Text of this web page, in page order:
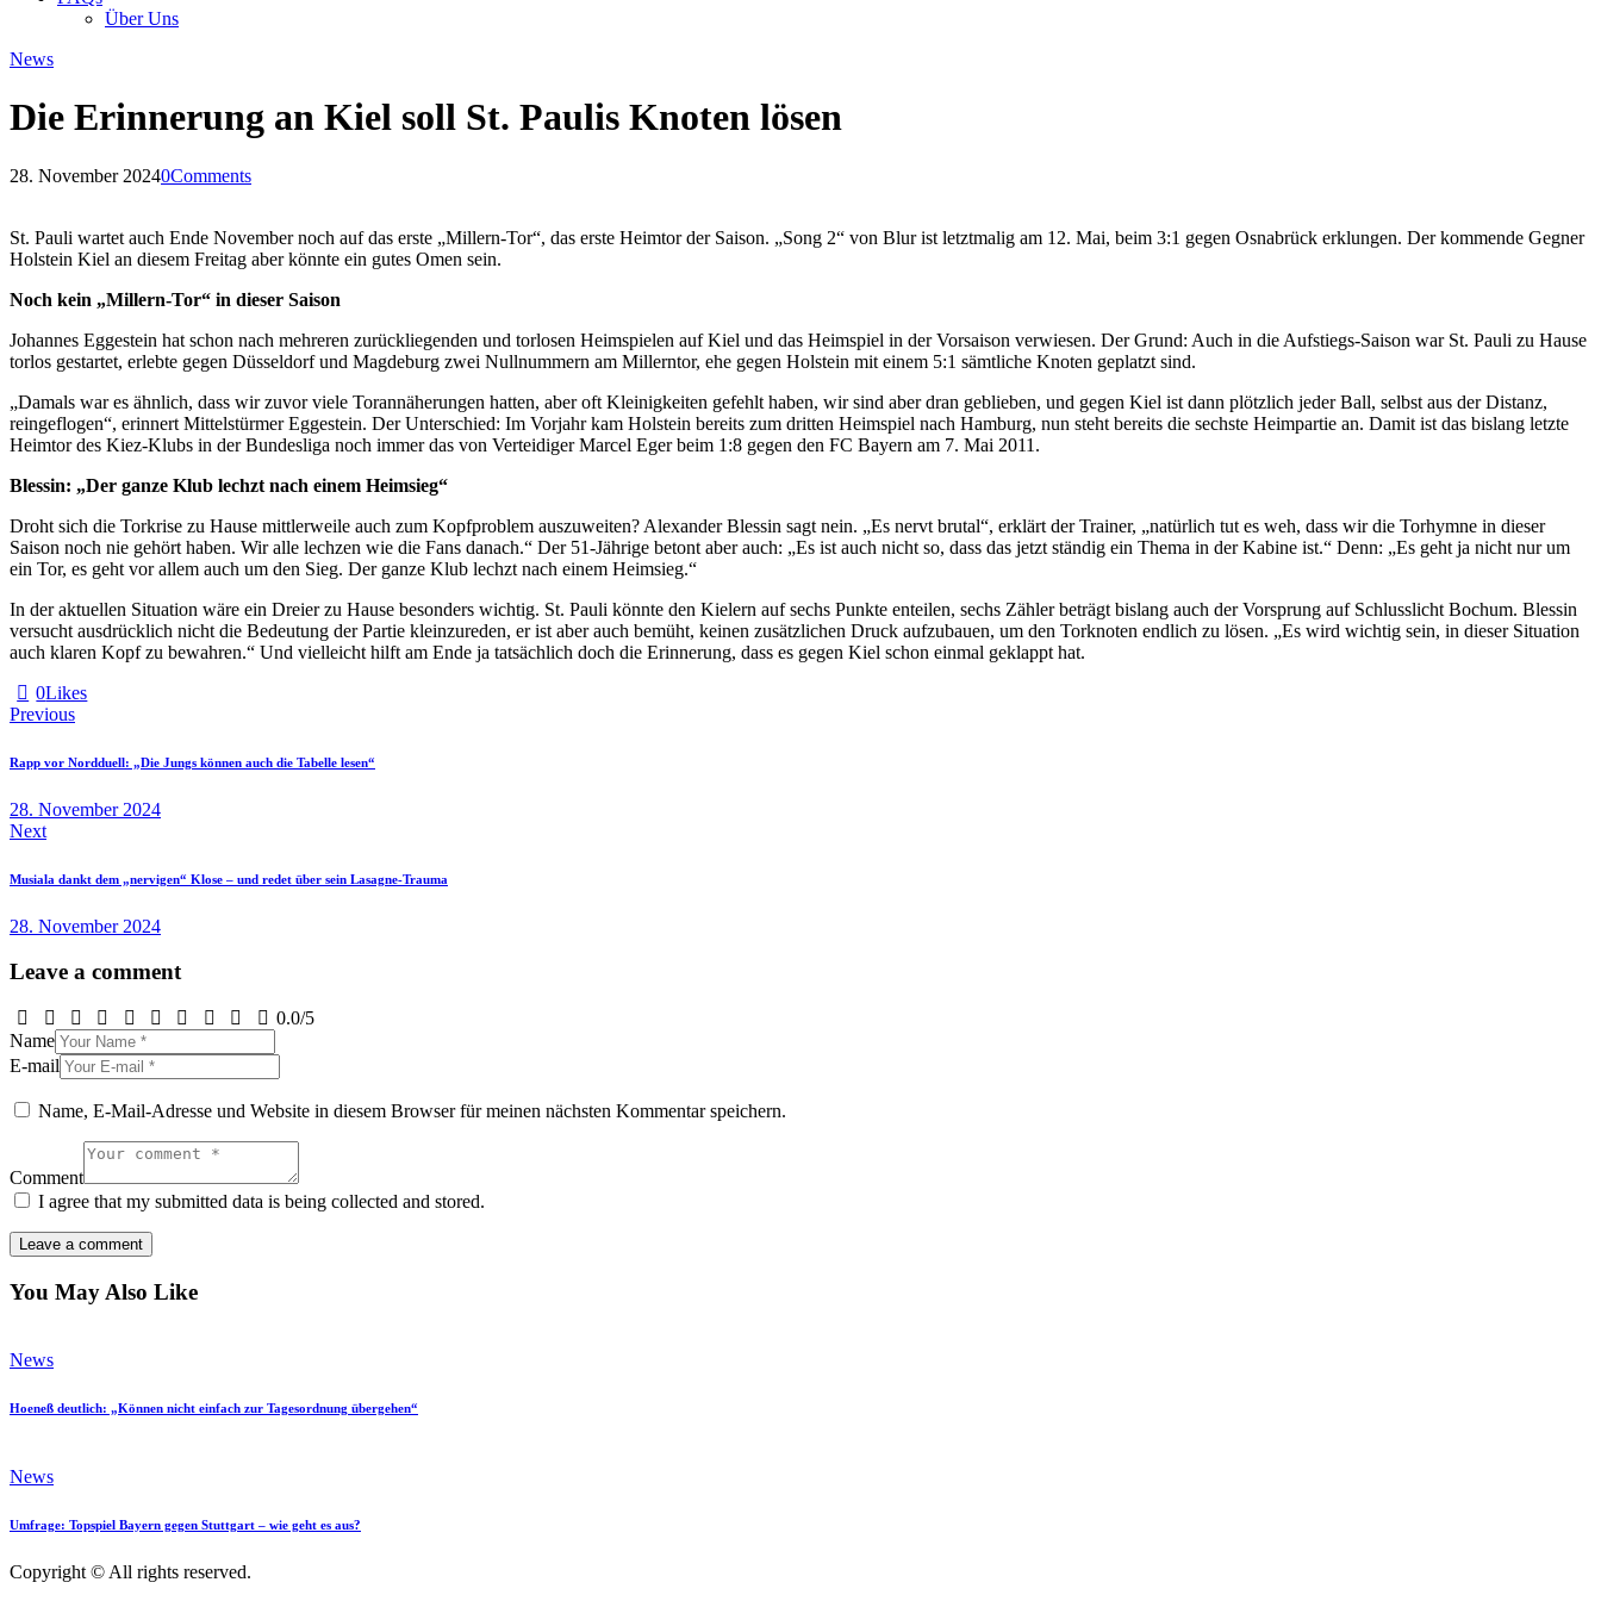
Über Uns
News
Die Erinnerung an Kiel soll St. Paulis Knoten lösen
28. November 20240Comments
St. Pauli wartet auch Ende November noch auf das erste „Millern-Tor“, das erste Heimtor der Saison. „Song 2“ von Blur ist letztmalig am 12. Mai, beim 3:1 gegen Osnabrück erklungen. Der kommende Gegner
Holstein Kiel an diesem Freitag aber könnte ein gutes Omen sein.
Noch kein „Millern-Tor“ in dieser Saison
Johannes Eggestein hat schon nach mehreren zurückliegenden und torlosen Heimspielen auf Kiel und das Heimspiel in der Vorsaison verwiesen. Der Grund: Auch in die Aufstiegs-Saison war St. Pauli zu Hause
torlos gestartet, erlebte gegen Düsseldorf und Magdeburg zwei Nullnummern am Millerntor, ehe gegen Holstein mit einem 5:1 sämtliche Knoten geplatzt sind.
„Damals war es ähnlich, dass wir zuvor viele Torannäherungen hatten, aber oft Kleinigkeiten gefehlt haben, wir sind aber dran geblieben, und gegen Kiel ist dann plötzlich jeder Ball, selbst aus der Distanz,
reingeflogen“, erinnert Mittelstürmer Eggestein. Der Unterschied: Im Vorjahr kam Holstein bereits zum dritten Heimspiel nach Hamburg, nun steht bereits die sechste Heimpartie an. Damit ist das bislang letzte
Heimtor des Kiez-Klubs in der Bundesliga noch immer das von Verteidiger Marcel Eger beim 1:8 gegen den FC Bayern am 7. Mai 2011.
Blessin: „Der ganze Klub lechzt nach einem Heimsieg“
Droht sich die Torkrise zu Hause mittlerweile auch zum Kopfproblem auszuweiten? Alexander Blessin sagt nein. „Es nervt brutal“, erklärt der Trainer, „natürlich tut es weh, dass wir die Torhymne in dieser
Saison noch nie gehört haben. Wir alle lechzen wie die Fans danach.“ Der 51-Jährige betont aber auch: „Es ist auch nicht so, dass das jetzt ständig ein Thema in der Kabine ist.“ Denn: „Es geht ja nicht nur um
ein Tor, es geht vor allem auch um den Sieg. Der ganze Klub lechzt nach einem Heimsieg.“
In der aktuellen Situation wäre ein Dreier zu Hause besonders wichtig. St. Pauli könnte den Kielern auf sechs Punkte enteilen, sechs Zähler beträgt bislang auch der Vorsprung auf Schlusslicht Bochum. Blessin
versucht ausdrücklich nicht die Bedeutung der Partie kleinzureden, er ist aber auch bemüht, keinen zusätzlichen Druck aufzubauen, um den Torknoten endlich zu lösen. „Es wird wichtig sein, in dieser Situation
auch klaren Kopf zu bewahren.“ Und vielleicht hilft am Ende ja tatsächlich doch die Erinnerung, dass es gegen Kiel schon einmal geklappt hat.
0Likes
Beitragsnavigation
Previous
Rapp vor Nordduell: „Die Jungs können auch die Tabelle lesen“
28. November 2024
Next
Musiala dankt dem „nervigen“ Klose – und redet über sein Lasagne-Trauma
28. November 2024
Leave a comment
0.0/5
Name
E-mail
Name, E-Mail-Adresse und Website in diesem Browser für meinen nächsten Kommentar speichern.
Comment
I agree that my submitted data is being collected and stored.
You May Also Like
News
Hoeneß deutlich: „Können nicht einfach zur Tagesordnung übergehen“
News
Umfrage: Topspiel Bayern gegen Stuttgart – wie geht es aus?
Copyright © All rights reserved.